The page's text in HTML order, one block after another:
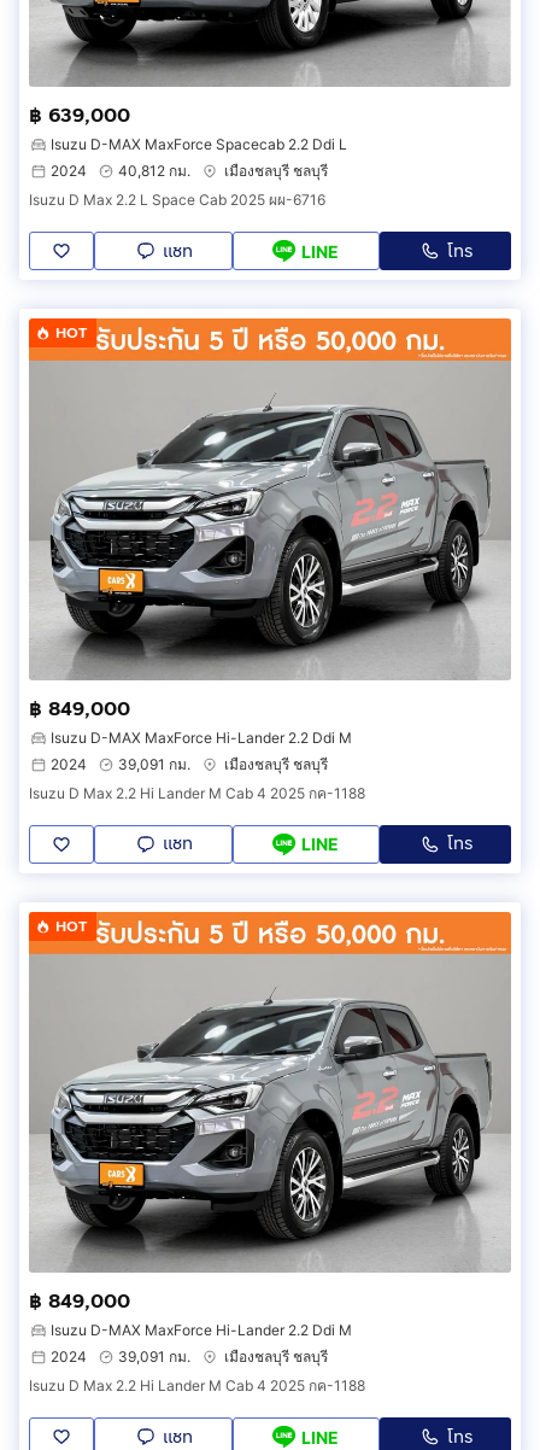
฿ 639,000
Isuzu D-MAX MaxForce Spacecab 2.2 Ddi L
2024
40,812 กม.
เมืองชลบุรี ชลบุรี
Isuzu D Max 2.2 L Space Cab 2025 ผผ-6716
แชท LINE โทร
HOT
฿ 849,000
Isuzu D-MAX MaxForce Hi-Lander 2.2 Ddi M
2024
39,091 กม.
เมืองชลบุรี ชลบุรี
Isuzu D Max 2.2 Hi Lander M Cab 4 2025 กค-1188
แชท LINE โทร
HOT
฿ 849,000
Isuzu D-MAX MaxForce Hi-Lander 2.2 Ddi M
2024
39,091 กม.
เมืองชลบุรี ชลบุรี
Isuzu D Max 2.2 Hi Lander M Cab 4 2025 กค-1188
แชท LINE โทร